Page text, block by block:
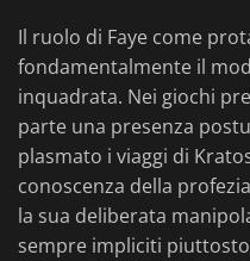
Il ruolo di Faye come
fondamentalmente il
inquadrata. Nei giochi
parte una presenza
plasmato i viaggi di
conoscenza della
la sua deliberata
sempre impliciti